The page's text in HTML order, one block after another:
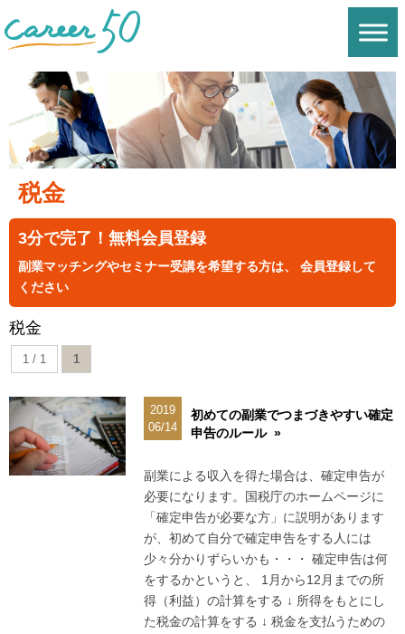
税金
3分で完了！無料会員登録
副業マッチングやセミナー受講を希望する方は、 会員登録して
ください
税金
1 / 1 1
2019
06/14
初めての副業でつまづきやすい確定
申告のルール »
副業による収入を得た場合は、確定申告が
必要になります。国税庁のホームページに
「確定申告が必要な方」に説明があります
が、初めて自分で確定申告をする人には
少々分かりずらいかも・・・ 確定申告は何
をするかというと、 1月から12月までの所
得（利益）の計算をする ↓ 所得をもとにし
た税金の計算をする ↓ 税金を支払うための